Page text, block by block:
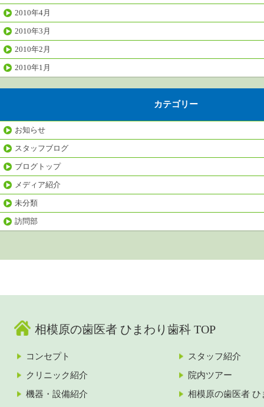
2010年4月
2010年3月
2010年2月
2010年1月
カテゴリー
お知らせ
スタッフブログ
ブログトップ
メディア紹介
未分類
訪問部
相模原の歯医者 ひまわり歯科 TOP
コンセプト
スタッフ紹介
クリニック紹介
院内ツアー
機器・設備紹介
相模原の歯医者 ひ